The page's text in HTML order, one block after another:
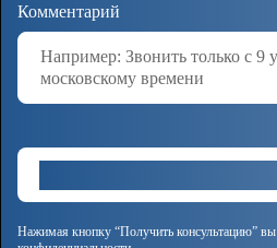
Комментарий
Нажимая кнопку “Получить консультацию” вы